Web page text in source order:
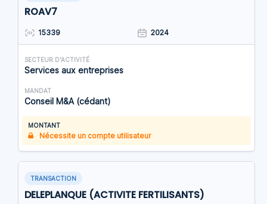
ROAV7
15339 2024
SECTEUR D'ACTIVITÉ
Services aux entreprises
MANDAT
Conseil M&A (cédant)
MONTANT
Nécessite un compte utilisateur
TRANSACTION
DELEPLANQUE (ACTIVITE FERTILISANTS)